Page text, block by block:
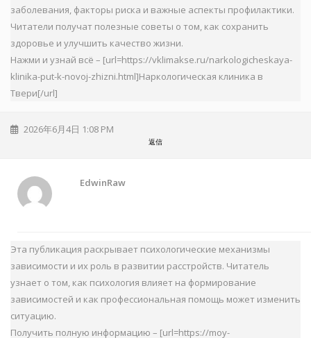
заболевания, факторы риска и важные аспекты профилактики.
Читатели получат полезные советы о том, как сохранить
здоровье и улучшить качество жизни.
Нажми и узнай всё – [url=https://vklimakse.ru/narkologicheskaya-
klinika-put-k-novoj-zhizni.html]Наркологическая клиника в
Твери[/url]
2026年6月4日 1:08 PM
返信
EdwinRaw
Эта публикация раскрывает психологические механизмы
зависимости и их роль в развитии расстройств. Читатель
узнает о том, как психология влияет на формирование
зависимостей и как профессиональная помощь может изменить
ситуацию.
Получить полную информацию – [url=https://moy-